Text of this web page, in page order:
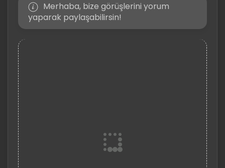
Merhaba, bize görüşlerini yorum
yaparak paylaşabilirsin!